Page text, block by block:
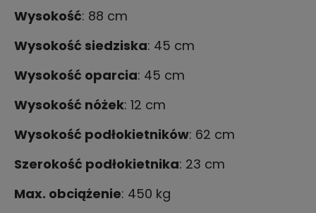
Wysokość: 88 cm
Wysokość siedziska: 45 cm
Wysokość oparcia: 45 cm
Wysokość nóżek: 12 cm
Wysokość podłokietników: 62 cm
Szerokość podłokietnika: 23 cm
Max. obciążenie: 450 kg